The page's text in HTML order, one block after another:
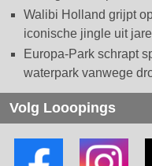
Walibi Holland grijpt
iconische jingle uit
Europa-Park schrapt
waterpark vanwege
Volg Looopings